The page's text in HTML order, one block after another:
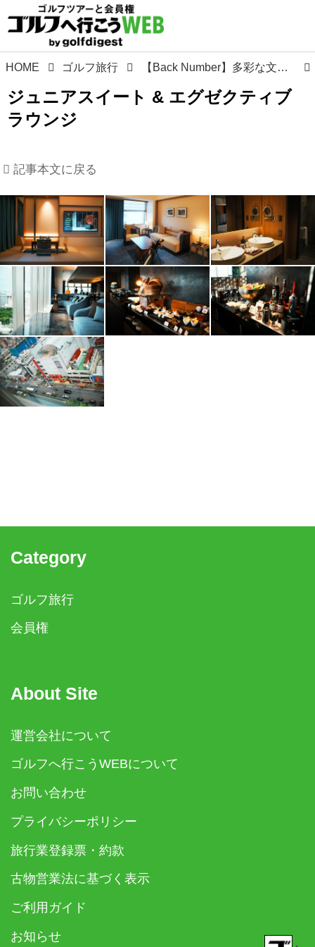
HOME ゴルフ旅行 【Back Number】多彩な文化が集まる、新しいシティリゾート「ホテル コレクティブ」（那覇）
ジュニアスイート & エグゼクティブ
ラウンジ
記事本文に戻る
Category
ゴルフ旅行
会員権
About Site
運営会社について
ゴルフへ行こうWEBについて
お問い合わせ
プライバシーポリシー
旅行業登録票・約款
古物営業法に基づく表示
ご利用ガイド
お知らせ